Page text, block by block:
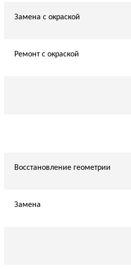
Замена с окраской
Ремонт с окраской
Восстановление геометрии
Замена